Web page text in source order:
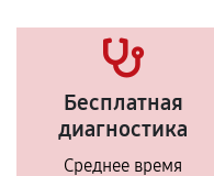
Бесплатная
диагностика
Среднее время